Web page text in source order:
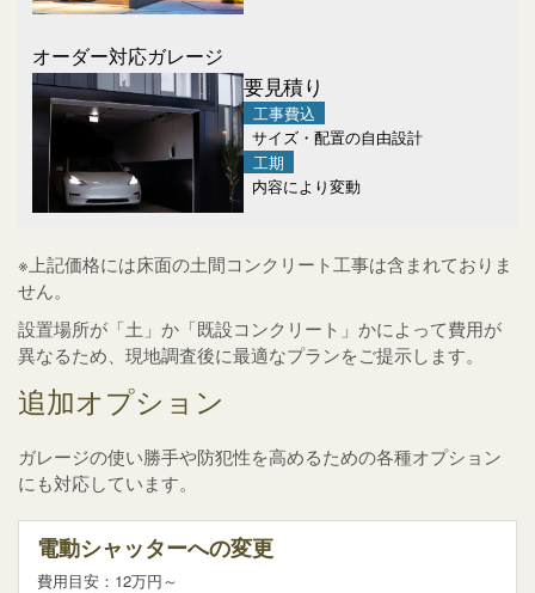
オーダー対応ガレージ
要見積り
工事費込
サイズ・配置の自由設計
工期
内容により変動
※上記価格には床面の土間コンクリート工事は含まれておりま
せん。
設置場所が「土」か「既設コンクリート」かによって費用が
異なるため、現地調査後に最適なプランをご提示します。
追加オプション
ガレージの使い勝手や防犯性を高めるための各種オプション
にも対応しています。
電動シャッターへの変更
費用目安：12万円～